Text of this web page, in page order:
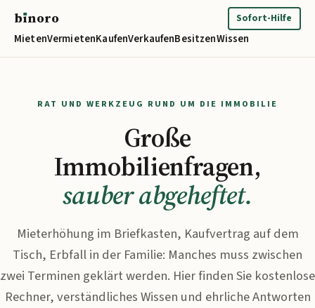
bınoro
MietenVermietenKaufenVerkaufenBesitzenWissen
Sofort-Hilfe
RAT UND WERKZEUG RUND UM DIE IMMOBILIE
Große
Immobilienfragen,
sauber abgeheftet.
Mieterhöhung im Briefkasten, Kaufvertrag auf dem
Tisch, Erbfall in der Familie: Manches muss zwischen
zwei Terminen geklärt werden. Hier finden Sie kostenlose
Rechner, verständliches Wissen und ehrliche Antworten